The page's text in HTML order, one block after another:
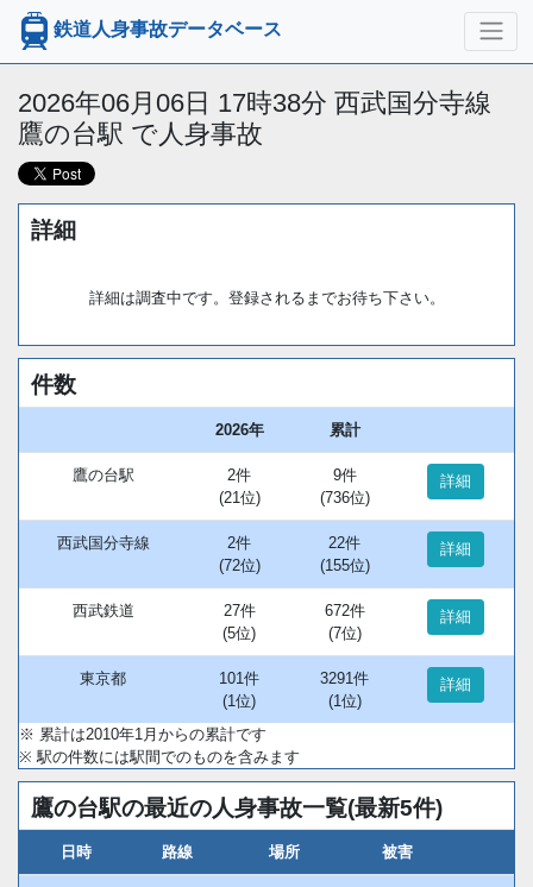
鉄道人身事故データベース
2026年06月06日 17時38分 西武国分寺線
鷹の台駅 で人身事故
詳細
詳細は調査中です。登録されるまでお待ち下さい。
件数
2026年 累計
鷹の台駅
2件
(21位)
9件
(736位)
詳細
西武国分寺線
2件
(72位)
22件
(155位)
詳細
西武鉄道
27件
(5位)
672件
(7位)
詳細
東京都
101件
(1位)
3291件
(1位)
詳細
※ 累計は2010年1月からの累計です
※ 駅の件数には駅間でのものを含みます
鷹の台駅の最近の人身事故一覧(最新5件)
日時 路線 場所 被害